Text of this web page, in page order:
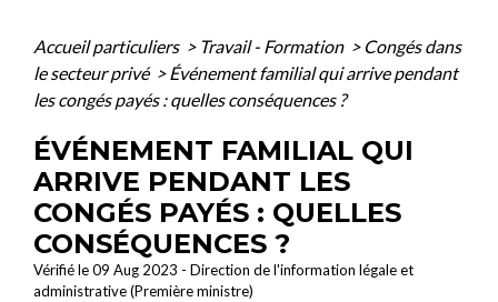
Accueil particuliers > Travail - Formation > Congés dans
le secteur privé > Événement familial qui arrive pendant
les congés payés : quelles conséquences ?
ÉVÉNEMENT FAMILIAL QUI
ARRIVE PENDANT LES
CONGÉS PAYÉS : QUELLES
CONSÉQUENCES ?
Vérifié le 09 Aug 2023 - Direction de l'information légale et
administrative (Première ministre)